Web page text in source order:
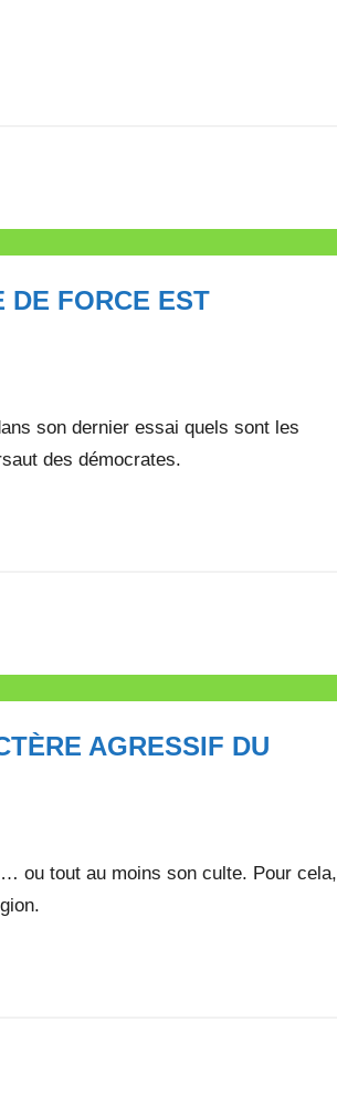
DE FORCE EST
son dernier essai quels sont les
des démocrates.
AGRESSIF DU
ou tout au moins son culte. Pour cela,